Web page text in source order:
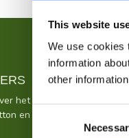
This website
We use cookies
information
other
het bedrijf achter Bezoek
en kom alles te weten